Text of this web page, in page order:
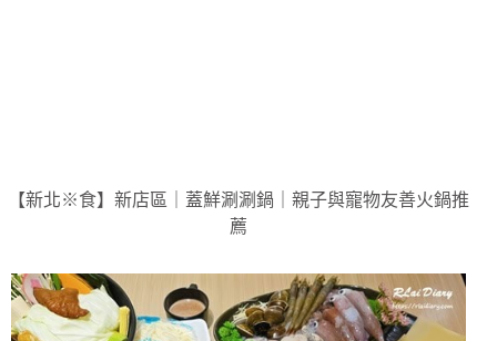
【新北※食】新店區｜蓋鮮涮涮鍋｜親子與寵物友善火鍋推
薦